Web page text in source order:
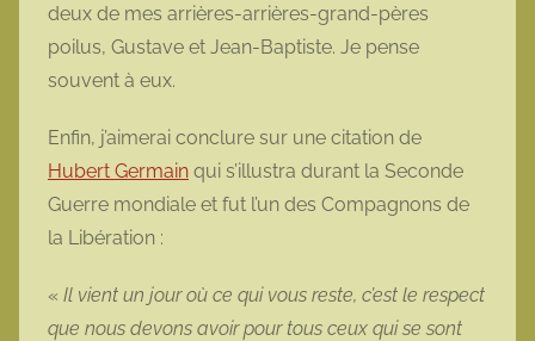
deux de mes arrières-arrières-grand-pères
poilus, Gustave et Jean-Baptiste. Je pense
souvent à eux.
Enfin, j’aimerai conclure sur une citation de
Hubert Germain qui s’illustra durant la Seconde
Guerre mondiale et fut l’un des Compagnons de
la Libération :
« Il vient un jour où ce qui vous reste, c’est le respect
que nous devons avoir pour tous ceux qui se sont